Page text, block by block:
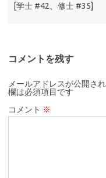
[学士 #42、修士 #35]
コメントを残す
メールアドレスが公開さ
欄は必須項目です
コメント ※